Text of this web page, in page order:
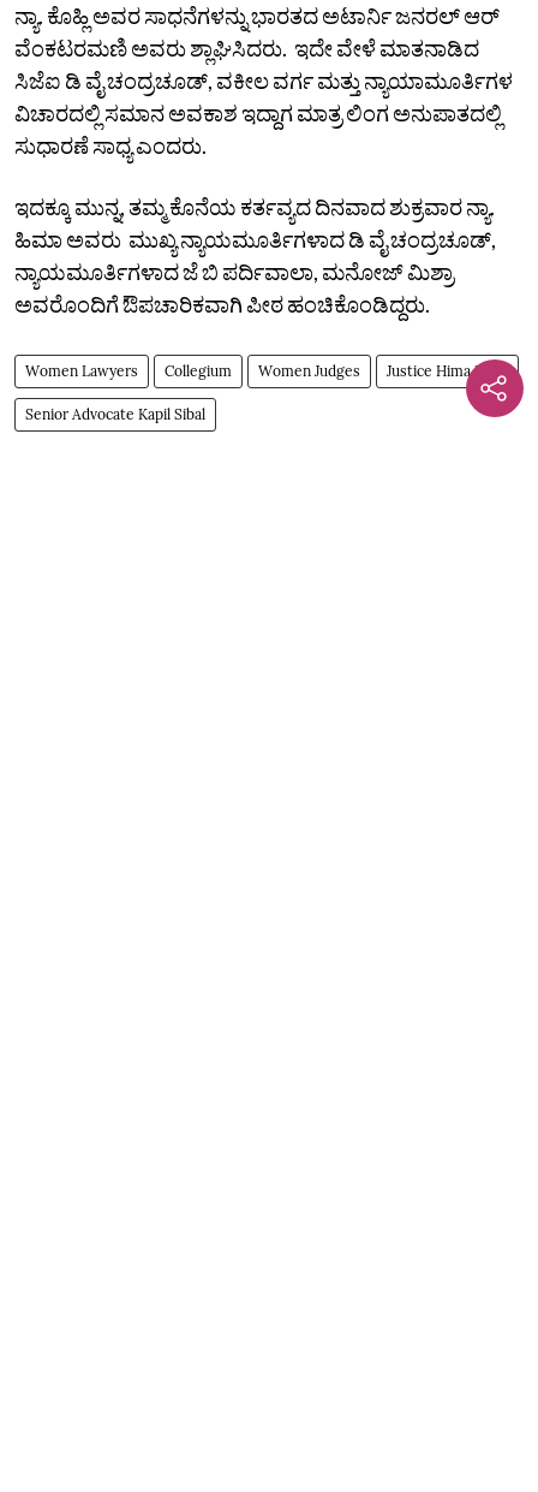
ನ್ಯಾ. ಕೊಹ್ಲಿ ಅವರ ಸಾಧನೆಗಳನ್ನು ಭಾರತದ ಅಟಾರ್ನಿ ಜನರಲ್ ಆರ್
ವೆಂಕಟರಮಣಿ ಅವರು ಶ್ಲಾಘಿಸಿದರು. ಇದೇ ವೇಳೆ ಮಾತನಾಡಿದ
ಸಿಜೆಐ ಡಿ ವೈ ಚಂದ್ರಚೂಡ್‌, ವಕೀಲ ವರ್ಗ ಮತ್ತು ನ್ಯಾಯಾಮೂರ್ತಿಗಳ
ವಿಚಾರದಲ್ಲಿ ಸಮಾನ ಅವಕಾಶ ಇದ್ದಾಗ ಮಾತ್ರ ಲಿಂಗ ಅನುಪಾತದಲ್ಲಿ
ಸುಧಾರಣೆ ಸಾಧ್ಯ ಎಂದರು.
ಇದಕ್ಕೂ ಮುನ್ನ, ತಮ್ಮ ಕೊನೆಯ ಕರ್ತವ್ಯದ ದಿನವಾದ ಶುಕ್ರವಾರ ನ್ಯಾ.
ಹಿಮಾ ಅವರು ಮುಖ್ಯ ನ್ಯಾಯಮೂರ್ತಿಗಳಾದ ಡಿ ವೈ ಚಂದ್ರಚೂಡ್‌,
ನ್ಯಾಯಮೂರ್ತಿಗಳಾದ ಜೆ ಬಿ ಪರ್ದಿವಾಲಾ, ಮನೋಜ್‌ ಮಿಶ್ರಾ
ಅವರೊಂದಿಗೆ ಔಪಚಾರಿಕವಾಗಿ ಪೀಠ ಹಂಚಿಕೊಂಡಿದ್ದರು.
Women Lawyers Collegium Women Judges Justice Hima Kohli
Senior Advocate Kapil Sibal